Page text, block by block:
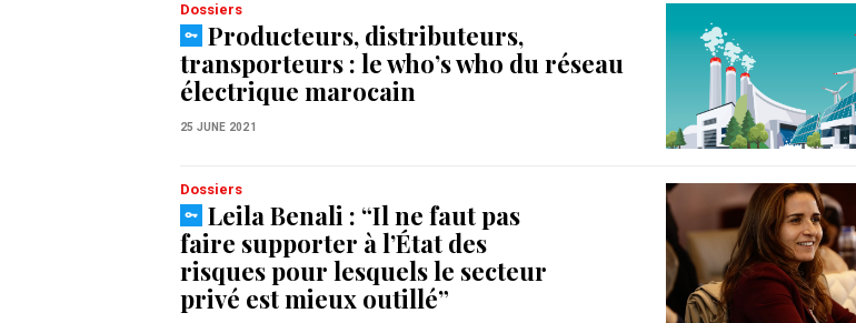
Dossiers
Producteurs, distributeurs,
transporteurs : le who’s who du réseau
électrique marocain
25 JUNE 2021
Dossiers
Leila Benali : “Il ne faut pas
faire supporter à l’État des
risques pour lesquels le secteur
privé est mieux outillé”